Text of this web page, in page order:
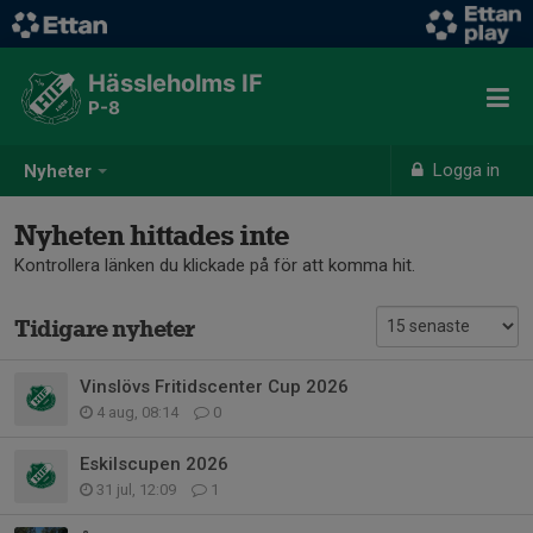
Nyheter Logga in
Hässleholms IF
P-8
Nyheten hittades inte
Kontrollera länken du klickade på för att komma hit.
Tidigare nyheter
Vinslövs Fritidscenter Cup 2026
4 aug, 08:14 0
Eskilscupen 2026
31 jul, 12:09 1